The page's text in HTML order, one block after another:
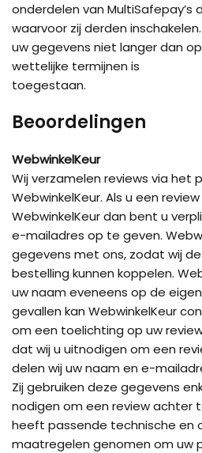
onderdelen van MultiSafepay’s
waarvoor zij derden
uw gegevens niet langer dan
wettelijke termijnen is
toegestaan.
Beoordelingen
WebwinkelKeur
Wij verzamelen reviews via het
WebwinkelKeur. Als u een
WebwinkelKeur dan bent u
e-mailadres op te geven.
gegevens met ons, zodat wij
bestelling kunnen koppelen.
uw naam eveneens op de
gevallen kan WebwinkelKeur
om een toelichting op uw
dat wij u uitnodigen om een
delen wij uw naam en e-
Zij gebruiken deze gegevens
nodigen om een review achter
heeft passende technische en
maatregelen genomen om uw